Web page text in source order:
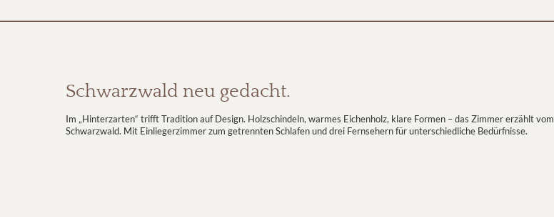
Schwarzwald neu gedacht.
Im „Hinterzarten“ trifft Tradition auf Design. Holzschindeln, warmes Eichenholz, klare Formen – das Zimmer erzählt vom
Schwarzwald. Mit Einliegerzimmer zum getrennten Schlafen und drei Fernsehern für unterschiedliche Bedürfnisse.